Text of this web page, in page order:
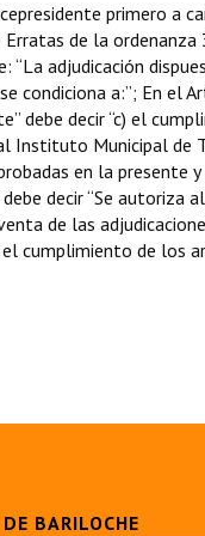
primero a
de la
adjudicación
condiciona a:”; En el
debe decir “c) el
Instituto Municipal de
en la
decir “Se
de las
cumplimiento de los
BARILOCHE